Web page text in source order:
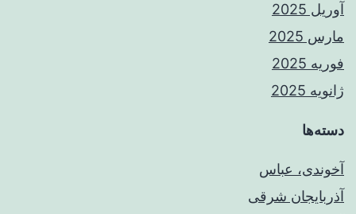
آوریل 2025
مارس 2025
فوریه 2025
ژانویه 2025
دسته‌ها
آخوندی، عباس
آذربایجان شرقی